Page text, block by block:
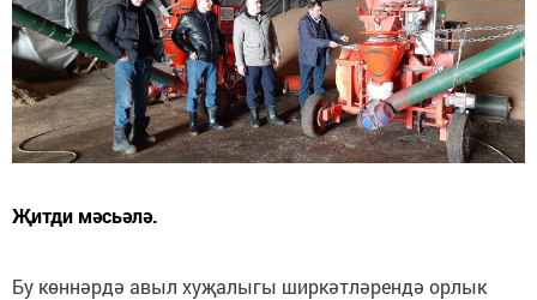
Җитди мәсьәлә.
Бу көннәрдә авыл хуҗалыгы ширкәтләрендә орлык